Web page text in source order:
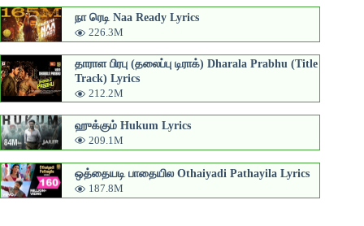
நா ரெடி Naa Ready Lyrics
226.3M
தாராள பிரபு (தலைப்பு டிராக்) Dharala Prabhu (Title
Track) Lyrics
212.2M
ஹுக்கும் Hukum Lyrics
209.1M
ஒத்தையடி பாதையில Othaiyadi Pathayila Lyrics
187.8M